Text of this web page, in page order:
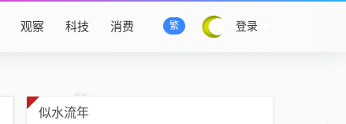
登录
繁
观察 科技 消费
似水流年